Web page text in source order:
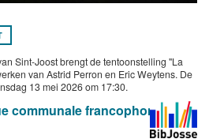
Sint-Joost brengt de tentoonstelling "La
van Astrid Perron en Eric Weytens. De
13 mei 2026 om 17:30.
communale francophone